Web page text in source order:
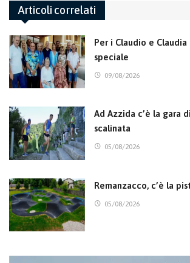
Articoli correlati
Per i Claudio e
speciale
09/08/2026
Ad Azzida c’è la gara
scalinata
05/08/2026
Remanzacco, c’è la
05/08/2026